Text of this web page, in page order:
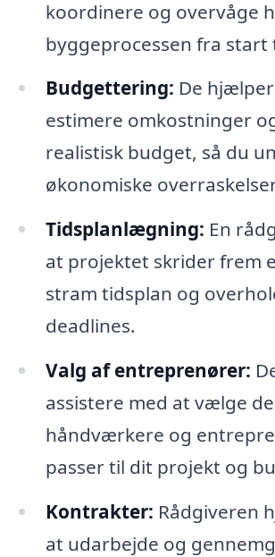
koordinere og overvåge
byggeprocessen fra start
Budgettering: De
estimere omkostninger
realistisk budget, så du
økonomiske
Tidsplanlægning: En
at projektet skrider frem
stram tidsplan og
deadlines.
Valg af entreprenører:
assistere med at vælge
håndværkere og
passer til dit projekt og
Kontrakter: Rådgiveren
at udarbejde og